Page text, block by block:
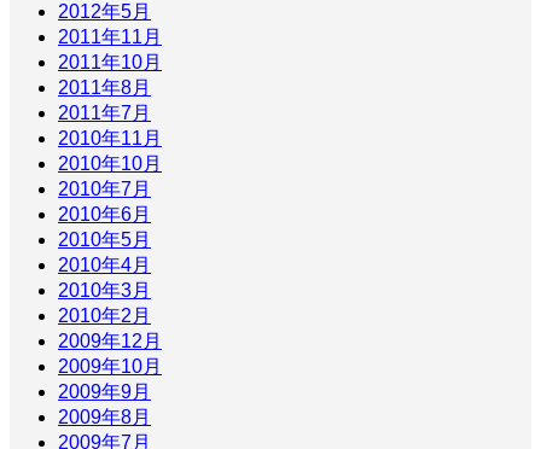
2012年5月
2011年11月
2011年10月
2011年8月
2011年7月
2010年11月
2010年10月
2010年7月
2010年6月
2010年5月
2010年4月
2010年3月
2010年2月
2009年12月
2009年10月
2009年9月
2009年8月
2009年7月